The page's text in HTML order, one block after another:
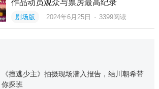
作品动员观众与票房最高纪录
剧场版 2024年6月25日 · 3399阅读
《擅逃少主》拍摄现场潜入报告，结川朝希带
你探班